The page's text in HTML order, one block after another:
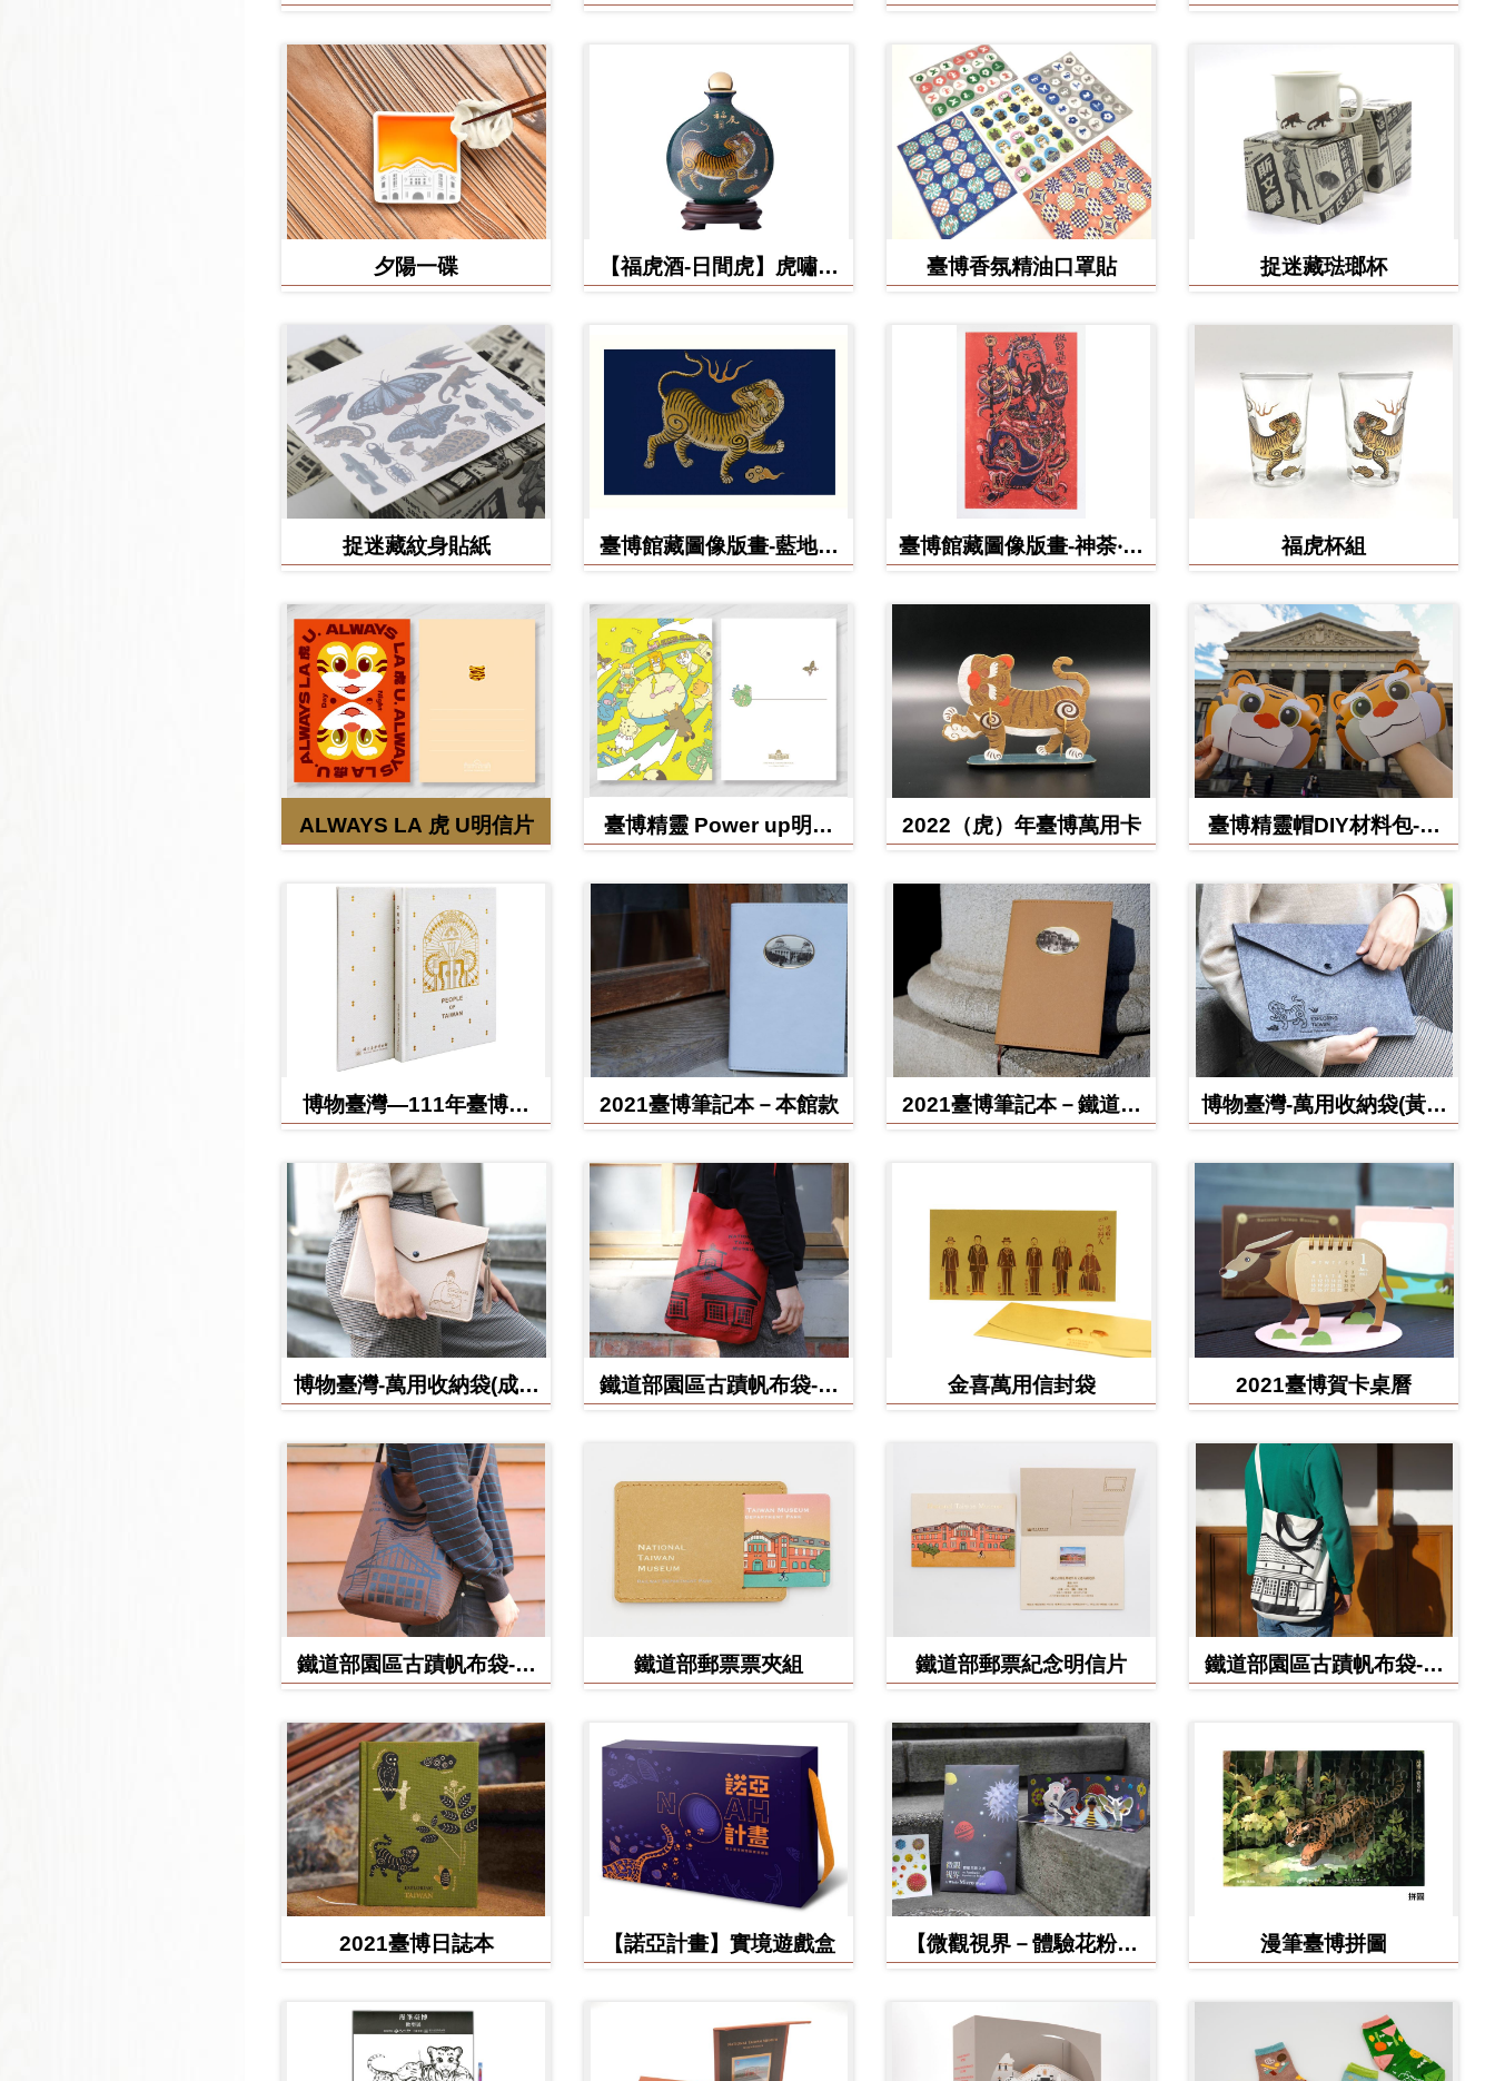
夕陽一碟
【福虎酒-日間虎】虎嘯台
臺博香氛精油口罩貼 捉迷藏琺瑯杯
捉迷藏紋身貼紙
臺博館藏圖像版畫-藍地黃
臺博館藏圖像版畫-神荼‧鬱
福虎杯組
ALWAYS LA 虎 U明信片
臺博精靈 Power up明信
2022（虎）年臺博萬用卡
臺博精靈帽DIY材料包-虎
博物臺灣—111年臺博館
2021臺博筆記本－本館款
2021臺博筆記本－鐵道部
博物臺灣-萬用收納袋(黃虎
博物臺灣-萬用收納袋(成功
鐵道部園區古蹟帆布袋-電
金喜萬用信封袋 2021臺博賀卡桌曆
鐵道部園區古蹟帆布袋-食
鐵道部郵票票夾組 鐵道部郵票紀念明信片
鐵道部園區古蹟帆布袋-工
2021臺博日誌本 【諾亞計畫】實境遊戲盒
【微觀視界－體驗花粉之
漫筆臺博拼圖